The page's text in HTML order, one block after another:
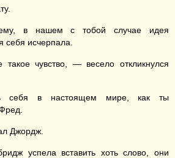
в нашем с тобой случае идея
себя исчерпала.
чувство, — весело откликнулся
себя в настоящем мире, как ты
Джордж.
успела вставить хоть слово, они